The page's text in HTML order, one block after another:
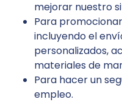
mejorar nuestro
Para
incluyendo el
personalizados,
materiales de
Para hacer un
empleo.